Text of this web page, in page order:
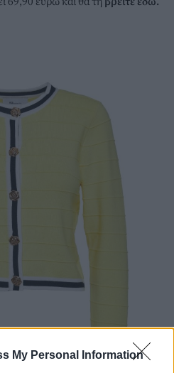
My Personal Information